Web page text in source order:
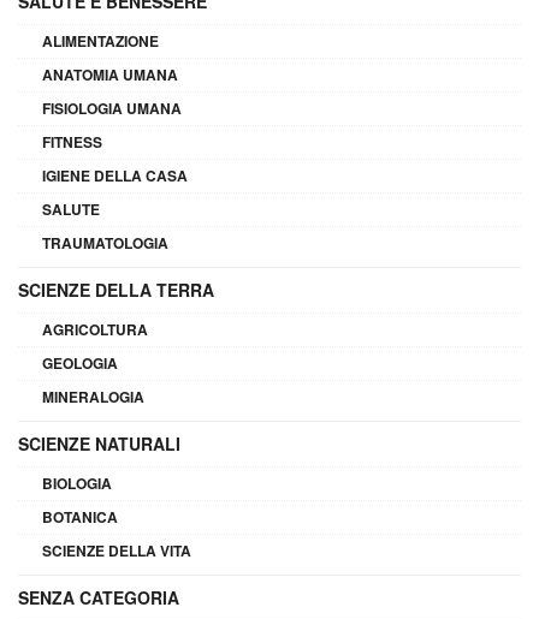
ALIMENTAZIONE
ANATOMIA UMANA
FISIOLOGIA UMANA
FITNESS
IGIENE DELLA CASA
SALUTE
TRAUMATOLOGIA
SCIENZE DELLA TERRA
AGRICOLTURA
GEOLOGIA
MINERALOGIA
SCIENZE NATURALI
BIOLOGIA
BOTANICA
SCIENZE DELLA VITA
SENZA CATEGORIA